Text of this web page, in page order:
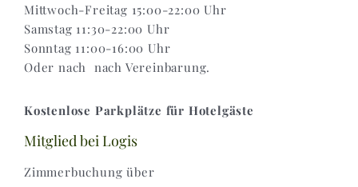
Mittwoch-Freitag 15:00-22:00 Uhr
Samstag 11:30-22:00 Uhr
Sonntag 11:00-16:00 Uhr
Oder nach nach Vereinbarung.
Kostenlose Parkplätze für Hotelgäste
Mitglied bei Logis
Zimmerbuchung über